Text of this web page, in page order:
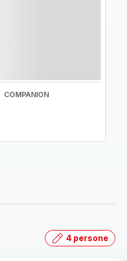
COMPANION
4 persone